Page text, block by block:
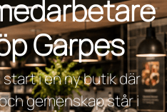
Garpes
start i en ny butik där
gemenskap står i